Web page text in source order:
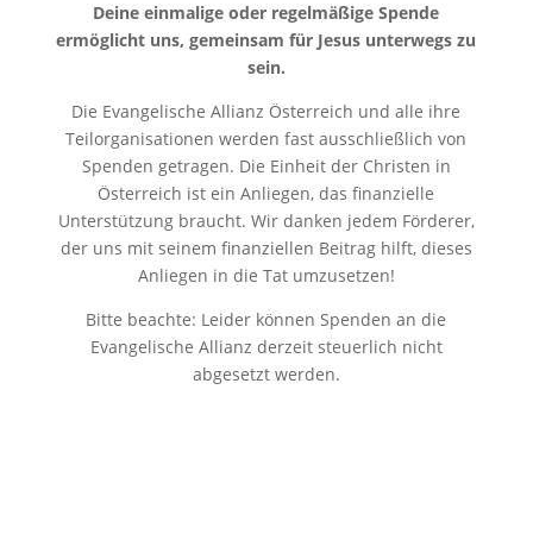
Deine einmalige oder regelmäßige Spende
ermöglicht uns, gemeinsam für Jesus unterwegs zu
sein.
Die Evangelische Allianz Österreich und alle ihre
Teilorganisationen werden fast ausschließlich von
Spenden getragen. Die Einheit der Christen in
Österreich ist ein Anliegen, das finanzielle
Unterstützung braucht. Wir danken jedem Förderer,
der uns mit seinem finanziellen Beitrag hilft, dieses
Anliegen in die Tat umzusetzen!
Bitte beachte: Leider können Spenden an die
Evangelische Allianz derzeit steuerlich nicht
abgesetzt werden.